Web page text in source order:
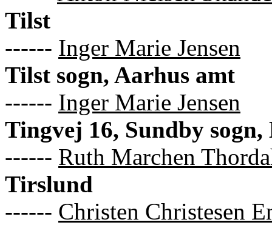
Tilst
------ Inger Marie Jensen
Tilst sogn, Aarhus amt
------ Inger Marie Jensen
Tingvej 16, Sundby
------ Ruth Marchen
Tirslund
------ Christen Christesen